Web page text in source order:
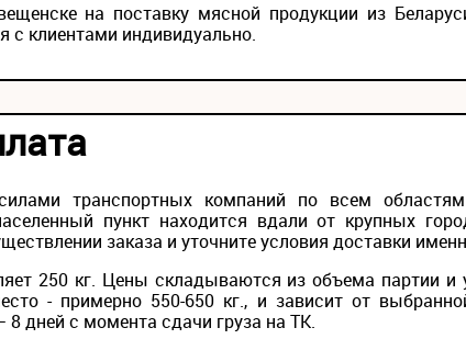
на поставку мясной продукции из
с клиентами индивидуально.
силами транспортных компаний по всем
пункт находится вдали от крупных
заказа и уточните условия доставки
250 кг. Цены складываются из объема партии и
- примерно 550-650 кг., и зависит от
дней с момента сдачи груза на ТК.